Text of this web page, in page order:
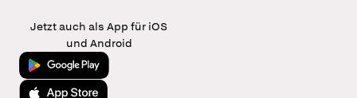
Jetzt auch als App für iOS
und Android
Jetzt bei Google Play
Laden im App Store